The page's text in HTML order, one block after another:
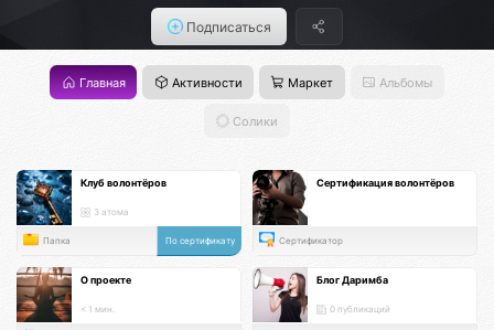
Подписаться
Главная Активности Маркет Альбомы
Солики
Клуб волонтёров
3 атома
Папка По сертификату
Сертификация волонтёров
Сертификатор
О проекте
< 1 мин.
Блог Даримба
0 публикаций